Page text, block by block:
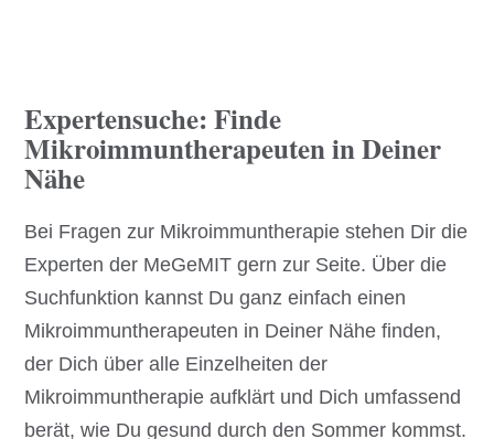
Expertensuche: Finde
Mikroimmuntherapeuten in Deiner
Nähe
Bei Fragen zur Mikroimmuntherapie stehen Dir die
Experten der MeGeMIT gern zur Seite. Über die
Suchfunktion kannst Du ganz einfach einen
Mikroimmuntherapeuten in Deiner Nähe finden,
der Dich über alle Einzelheiten der
Mikroimmuntherapie aufklärt und Dich umfassend
berät, wie Du gesund durch den Sommer kommst.